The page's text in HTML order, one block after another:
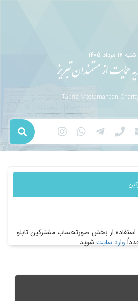
شنبه 17 مرداد 1405
حمایت از مستمندان تبریز
Tabriz Mostamandan
از بخش صورتحساب مشترکین تابلو
وارد سایت شوید